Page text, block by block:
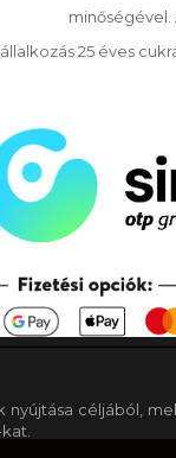
minőségével.
25 éves
nyújtása céljából,